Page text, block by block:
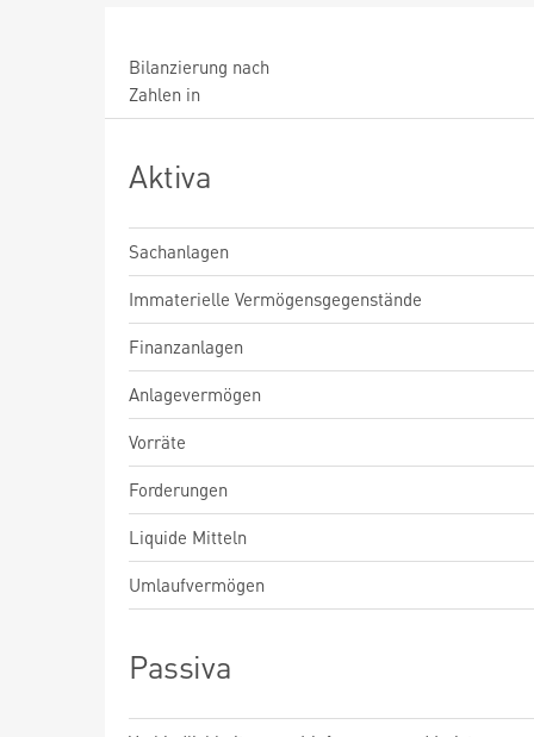
Bilanzierung nach
Zahlen in
Aktiva
Sachanlagen
Immaterielle Vermögensgegenstände
Finanzanlagen
Anlagevermögen
Vorräte
Forderungen
Liquide Mitteln
Umlaufvermögen
Passiva